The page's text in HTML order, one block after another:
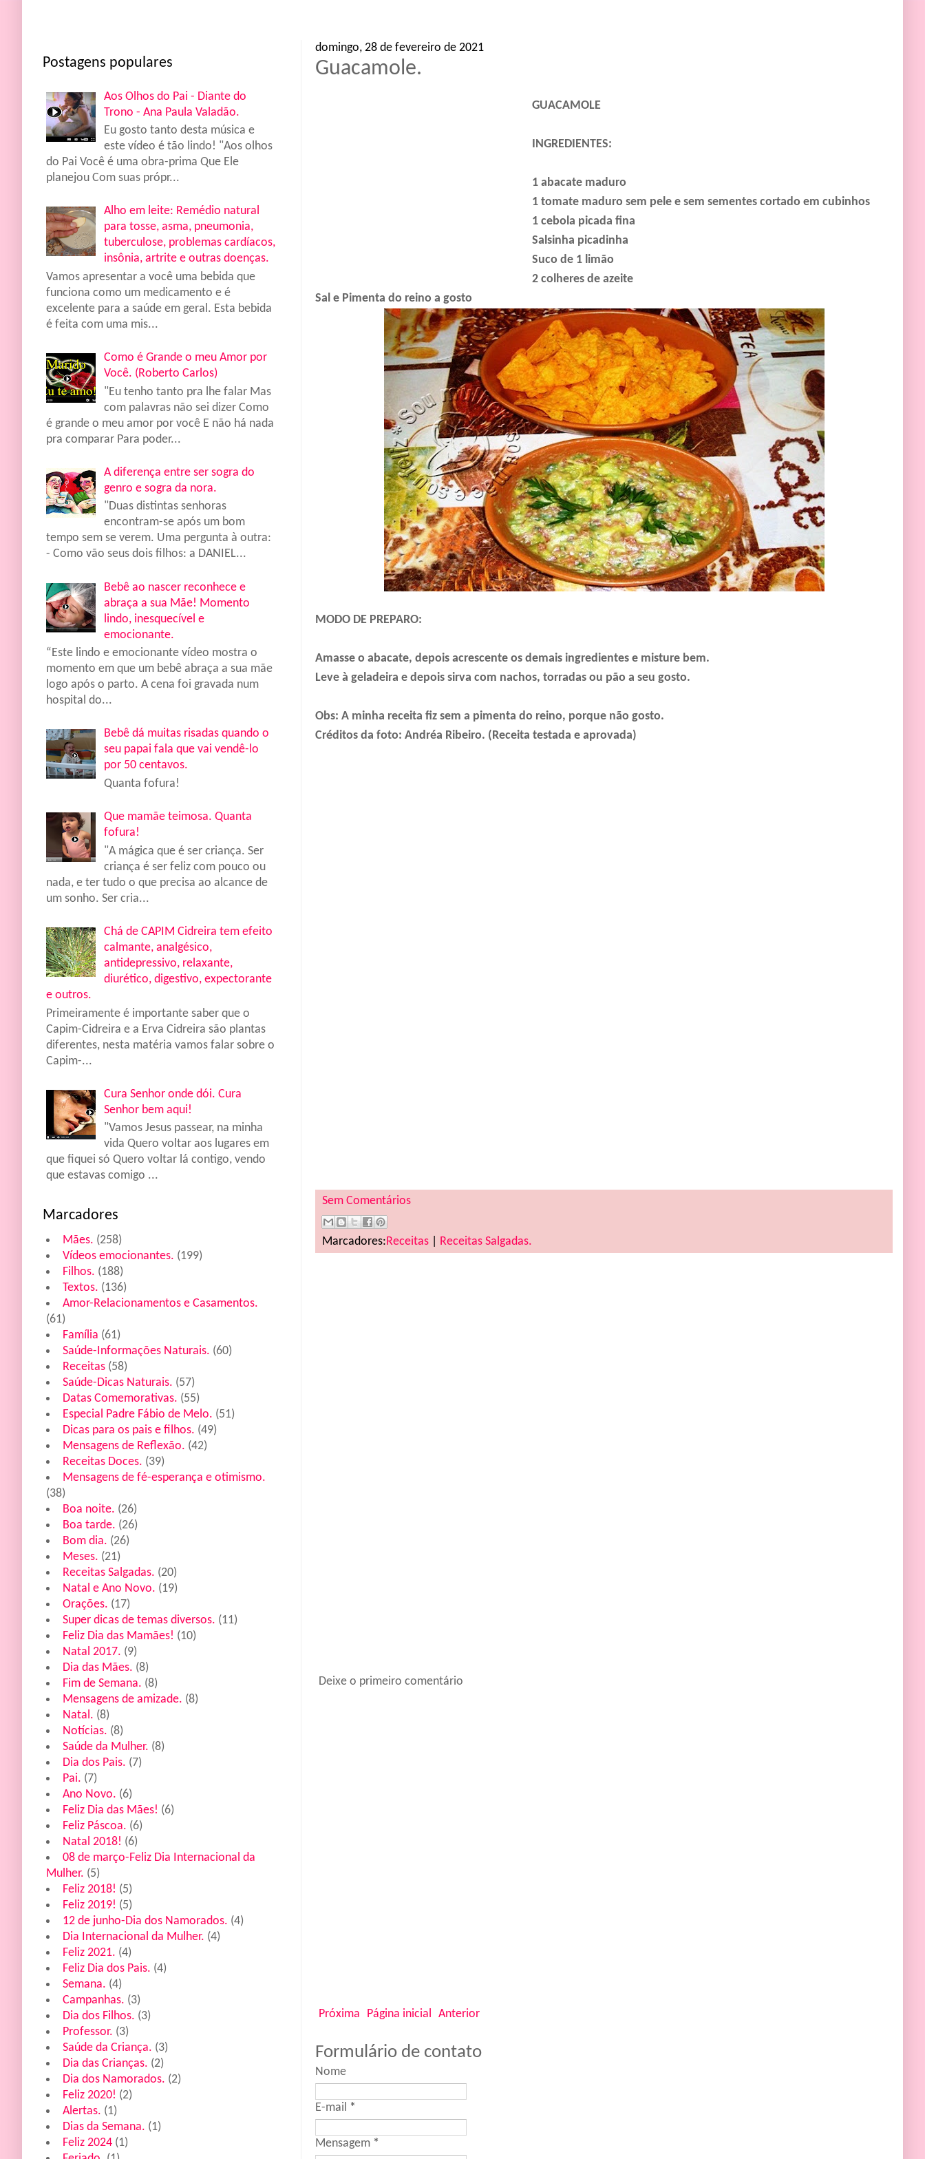
Postagens populares
Aos Olhos do Pai - Diante do
Trono - Ana Paula Valadão.
Eu gosto tanto desta música e
este vídeo é tão lindo! "Aos olhos
do Pai Você é uma obra-prima Que Ele
planejou Com suas própr...
Alho em leite: Remédio natural
para tosse, asma, pneumonia,
tuberculose, problemas cardíacos,
insônia, artrite e outras doenças.
Vamos apresentar a você uma bebida que
funciona como um medicamento e é
excelente para a saúde em geral. Esta bebida
é feita com uma mis...
Como é Grande o meu Amor por
Você. (Roberto Carlos)
"Eu tenho tanto pra lhe falar Mas
com palavras não sei dizer Como
é grande o meu amor por você E não há nada
pra comparar Para poder...
A diferença entre ser sogra do
genro e sogra da nora.
"Duas distintas senhoras
encontram-se após um bom
tempo sem se verem. Uma pergunta à outra:
- Como vão seus dois filhos: a DANIEL...
Bebê ao nascer reconhece e
abraça a sua Mãe! Momento
lindo, inesquecível e
emocionante.
“Este lindo e emocionante vídeo mostra o
momento em que um bebê abraça a sua mãe
logo após o parto. A cena foi gravada num
hospital do...
Bebê dá muitas risadas quando o
seu papai fala que vai vendê-lo
por 50 centavos.
Quanta fofura!
Que mamãe teimosa. Quanta
fofura!
"A mágica que é ser criança. Ser
criança é ser feliz com pouco ou
nada, e ter tudo o que precisa ao alcance de
um sonho. Ser cria...
Chá de CAPIM Cidreira tem efeito
calmante, analgésico,
antidepressivo, relaxante,
diurético, digestivo, expectorante
e outros.
Primeiramente é importante saber que o
Capim-Cidreira e a Erva Cidreira são plantas
diferentes, nesta matéria vamos falar sobre o
Capim-...
Cura Senhor onde dói. Cura
Senhor bem aqui!
"Vamos Jesus passear, na minha
vida Quero voltar aos lugares em
que fiquei só Quero voltar lá contigo, vendo
que estavas comigo ...
Marcadores
Mães. (258)
Vídeos emocionantes. (199)
Filhos. (188)
Textos. (136)
Amor-Relacionamentos e Casamentos.
(61)
Família (61)
Saúde-Informações Naturais. (60)
Receitas (58)
Saúde-Dicas Naturais. (57)
Datas Comemorativas. (55)
Especial Padre Fábio de Melo. (51)
Dicas para os pais e filhos. (49)
Mensagens de Reflexão. (42)
Receitas Doces. (39)
Mensagens de fé-esperança e otimismo.
(38)
Boa noite. (26)
Boa tarde. (26)
Bom dia. (26)
Meses. (21)
Receitas Salgadas. (20)
Natal e Ano Novo. (19)
Orações. (17)
Super dicas de temas diversos. (11)
Feliz Dia das Mamães! (10)
Natal 2017. (9)
Dia das Mães. (8)
Fim de Semana. (8)
Mensagens de amizade. (8)
Natal. (8)
Notícias. (8)
Saúde da Mulher. (8)
Dia dos Pais. (7)
Pai. (7)
Ano Novo. (6)
Feliz Dia das Mães! (6)
Feliz Páscoa. (6)
Natal 2018! (6)
08 de março-Feliz Dia Internacional da
Mulher. (5)
Feliz 2018! (5)
Feliz 2019! (5)
12 de junho-Dia dos Namorados. (4)
Dia Internacional da Mulher. (4)
Feliz 2021. (4)
Feliz Dia dos Pais. (4)
Semana. (4)
Campanhas. (3)
Dia dos Filhos. (3)
Professor. (3)
Saúde da Criança. (3)
Dia das Crianças. (2)
Dia dos Namorados. (2)
Feliz 2020! (2)
Alertas. (1)
Dias da Semana. (1)
Feliz 2024 (1)
domingo, 28 de fevereiro de 2021
Guacamole.
GUACAMOLE
INGREDIENTES:
1 abacate maduro
1 tomate maduro sem pele e sem sementes cortado em cubinhos
1 cebola picada fina
Salsinha picadinha
Suco de 1 limão
2 colheres de azeite
Sal e Pimenta do reino a gosto
MODO DE PREPARO:
Amasse o abacate, depois acrescente os demais ingredientes e misture bem.
Leve à geladeira e depois sirva com nachos, torradas ou pão a seu gosto.
Obs: A minha receita fiz sem a pimenta do reino, porque não gosto.
Créditos da foto: Andréa Ribeiro. (Receita testada e aprovada)
Sem Comentários
Marcadores:Receitas Receitas Salgadas.
Deixe o primeiro comentário
Próxima Anterior
Página inicial
Formulário de contato
Nome
E-mail *
Mensagem *